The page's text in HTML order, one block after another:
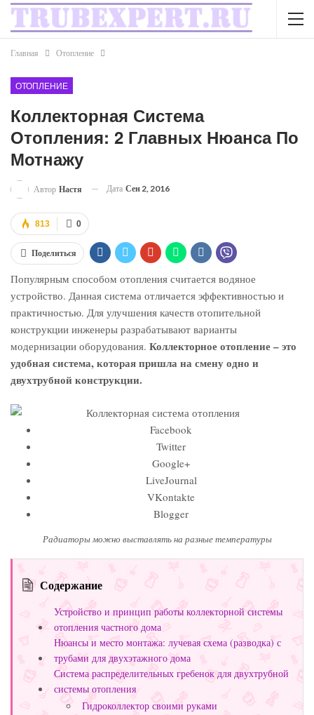
Главная Отопление
ОТОПЛЕНИЕ
Коллекторная Система
Отопления: 2 Главных Нюанса По
Мотнажу
Автор Настя Дата Сен 2, 2016
0
813
Поделиться
Популярным способом отопления считается водяное
устройство. Данная система отличается эффективностью и
практичностью. Для улучшения качеств отопительной
конструкции инженеры разрабатывают варианты
модернизации оборудования. Коллекторное отопление – это
удобная система, которая пришла на смену одно и
двухтрубной конструкции.
Facebook
Twitter
Google+
LiveJournal
VKontakte
Blogger
Радиаторы можно выставлять на разные температуры
Содержание
Устройство и принцип работы коллекторной системы
отопления частного дома
Нюансы и место монтажа: лучевая схема (разводка) с
трубами для двухэтажного дома
Система распределительных гребенок для двухтрубной
системы отопления
Гидроколлектор своими руками